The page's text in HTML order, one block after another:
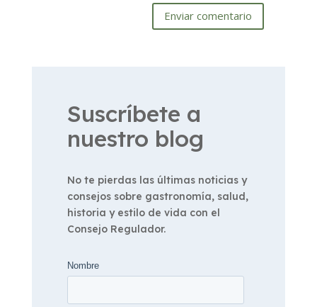
Enviar comentario
Suscríbete a
nuestro blog
No te pierdas las últimas noticias y
consejos sobre gastronomía, salud,
historia y estilo de vida con el
Consejo Regulador.